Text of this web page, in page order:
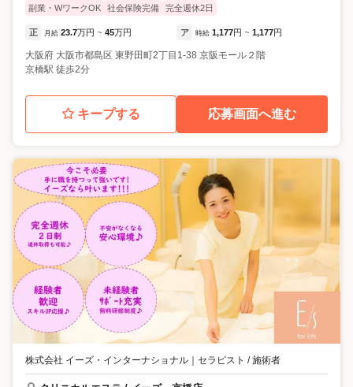
副業・WワークOK 社会保険完備 完全週休2日
正 月給 23.7万円 ~ 45万円 ア 時給 1,177円 ~ 1,177円
大阪府 大阪市都島区 東野田町2丁目1-38 京阪モール２階
京橋駅 徒歩2分
キープする 応募画面へ進む
株式会社 イーズ・インターナショナル ｜ セラピスト / 施術者